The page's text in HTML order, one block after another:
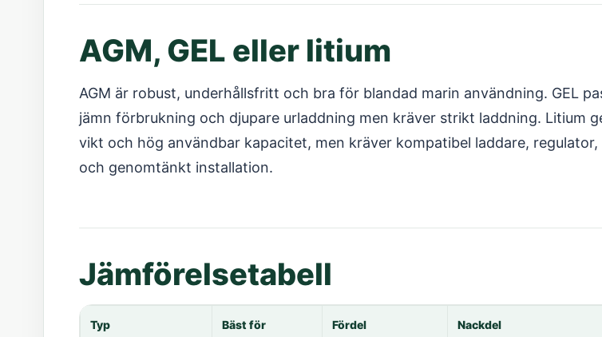
AGM, GEL eller litium
AGM är robust, underhållsfritt och bra för blandad marin användning. GEL
jämn förbrukning och djupare urladdning men kräver strikt laddning. Litium
vikt och hög användbar kapacitet, men kräver kompatibel laddare, regulator,
och genomtänkt installation.
Jämförelsetabell
Typ Bäst för Fördel Nackdel